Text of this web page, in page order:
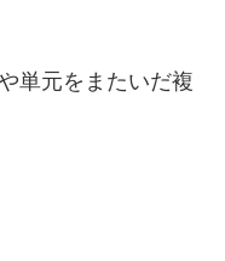
単元をまたいだ複